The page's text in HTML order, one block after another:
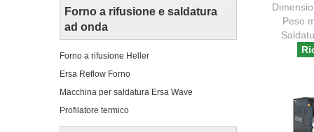
Forno a rifusione e saldatura
ad onda
Forno a rifusione Heller
Ersa Reflow Forno
Macchina per saldatura Ersa Wave
Profilatore termico
Peso